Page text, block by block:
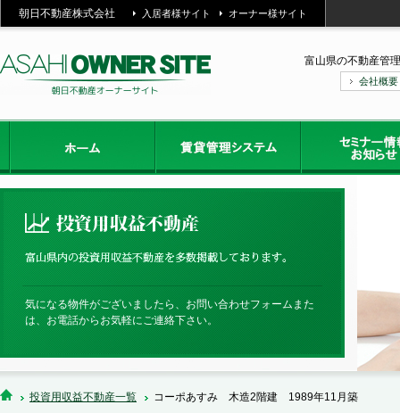
朝日不動産株式会社 入居者様サイト オーナー様サイト
富山県の不動産管
会社概要
気になる物件がございましたら、お問い合わせフォームまた
は、お電話からお気軽にご連絡下さい。
投資用収益不動産一覧 コーポあすみ 木造2階建 1989年11月築